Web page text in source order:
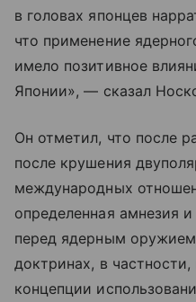
в головах японцев
что применение
имело позитивное
Японии», — сказал
Он отметил, что после
после крушения
международных
определенная амнезия
перед ядерным
доктринах, в частности,
концепции